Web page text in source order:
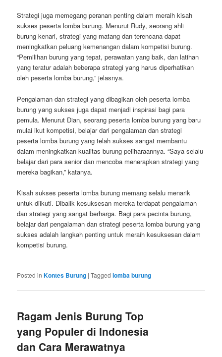
Strategi juga memegang peranan penting dalam meraih kisah
sukses peserta lomba burung. Menurut Rudy, seorang ahli
burung kenari, strategi yang matang dan terencana dapat
meningkatkan peluang kemenangan dalam kompetisi burung.
“Pemilihan burung yang tepat, perawatan yang baik, dan latihan
yang teratur adalah beberapa strategi yang harus diperhatikan
oleh peserta lomba burung,” jelasnya.
Pengalaman dan strategi yang dibagikan oleh peserta lomba
burung yang sukses juga dapat menjadi inspirasi bagi para
pemula. Menurut Dian, seorang peserta lomba burung yang baru
mulai ikut kompetisi, belajar dari pengalaman dan strategi
peserta lomba burung yang telah sukses sangat membantu
dalam meningkatkan kualitas burung peliharaannya. “Saya selalu
belajar dari para senior dan mencoba menerapkan strategi yang
mereka bagikan,” katanya.
Kisah sukses peserta lomba burung memang selalu menarik
untuk diikuti. Dibalik kesuksesan mereka terdapat pengalaman
dan strategi yang sangat berharga. Bagi para pecinta burung,
belajar dari pengalaman dan strategi peserta lomba burung yang
sukses adalah langkah penting untuk meraih kesuksesan dalam
kompetisi burung.
Posted in Kontes Burung |Tagged lomba burung
Ragam Jenis Burung Top
yang Populer di Indonesia
dan Cara Merawatnya